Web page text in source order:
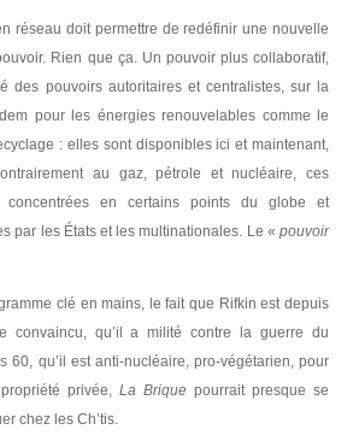
réseau doit permettre de redéfinir une nouvelle
Rien que ça. Un pouvoir plus collaboratif,
des pouvoirs autoritaires et centralistes, sur la
pour les énergies renouvelables comme le
: elles sont disponibles ici et maintenant,
au gaz, pétrole et nucléaire, ces
en certains points du globe et
par les États et les multinationales. Le « pouvoir
clé en mains, le fait que Rifkin est depuis
convaincu, qu’il a milité contre la guerre du
60, qu’il est anti-nucléaire, pro-végétarien, pour
privée, La Brique pourrait presque se
chez les Ch’tis.